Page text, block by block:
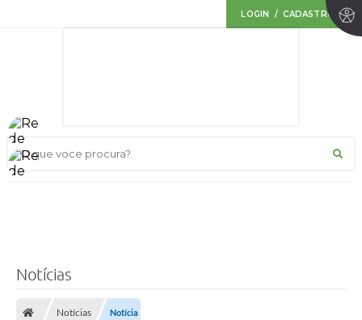
LOGIN / CADASTRO
O que voce procura?
Notícias
Notícias Notícia